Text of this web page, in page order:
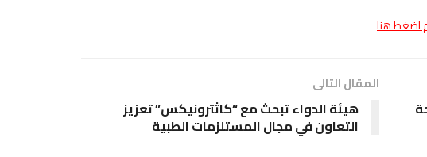
اضغط هنا
المقال التالى
هيئة الدواء تبحث مع “كاثترونيكس” تعزيز
التعاون في مجال المستلزمات الطبية